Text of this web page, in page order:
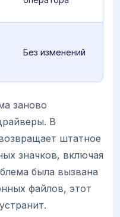
Без изменений
заново
В
штатное
значков, включая
была вызвана
файлов, этот